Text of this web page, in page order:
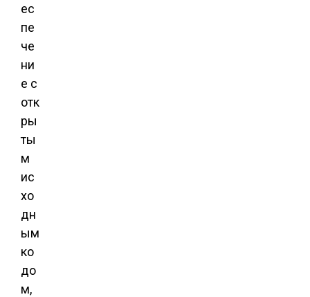
ес
пе
че
ни
е с
отк
ры
ты
м
ис
хо
дн
ым
ко
до
м,